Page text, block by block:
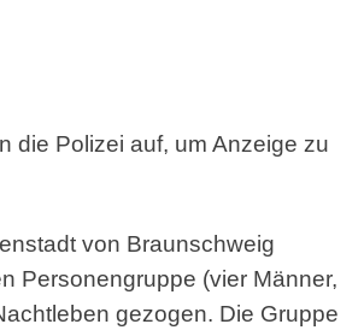
die Polizei auf, um Anzeige zu
von Braunschweig
Personengruppe (vier Männer,
gezogen. Die Gruppe